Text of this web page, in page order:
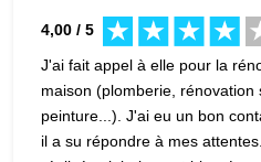
4,00 / 5
J'ai fait appel à elle pour la
maison (plomberie, rénovation
peinture...). J'ai eu un bon
il a su répondre à mes